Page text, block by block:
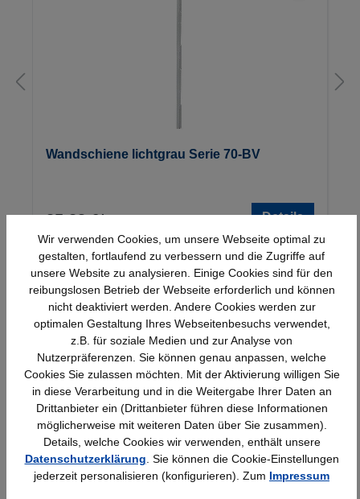
Wandschiene lichtgrau Serie 70-BV
25,23 €* Details
Schnelle Lieferung
Bundesweit
Topmarken
Faire Preise
Erfahrung
Bewährt seit 1958
Kostenlose Beratung
(04205) 635940
Wir verwenden Cookies, um unsere Webseite optimal zu
gestalten, fortlaufend zu verbessern und die Zugriffe auf
unsere Website zu analysieren. Einige Cookies sind für den
reibungslosen Betrieb der Webseite erforderlich und können
nicht deaktiviert werden. Andere Cookies werden zur
optimalen Gestaltung Ihres Webseitenbesuchs verwendet,
z.B. für soziale Medien und zur Analyse von
Nutzerpräferenzen. Sie können genau anpassen, welche
Cookies Sie zulassen möchten. Mit der Aktivierung willigen Sie
in diese Verarbeitung und in die Weitergabe Ihrer Daten an
Drittanbieter ein (Drittanbieter führen diese Informationen
möglicherweise mit weiteren Daten über Sie zusammen).
Details, welche Cookies wir verwenden, enthält unsere
Datenschutzerklärung . Sie können die Cookie-Einstellungen
jederzeit personalisieren (konfigurieren). Zum Impressum